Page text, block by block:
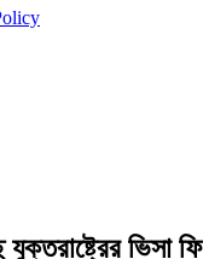
ভিসা ফি